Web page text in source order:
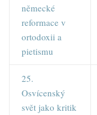
německé
reformace v
ortodoxii a
pietismu
25.
Osvícenský
svět jako kritik